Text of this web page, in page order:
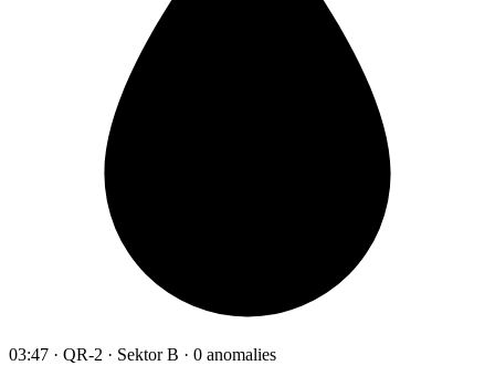
03:47 · QR-2 · Sektor B · 0 anomalies